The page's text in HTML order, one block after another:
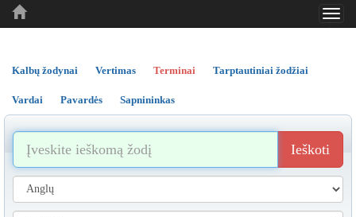
..
..
Kalbų žodynai Vertimas Terminai Tarptautiniai žodžiai
Vardai Pavardės Sapnininkas
Ieškoti